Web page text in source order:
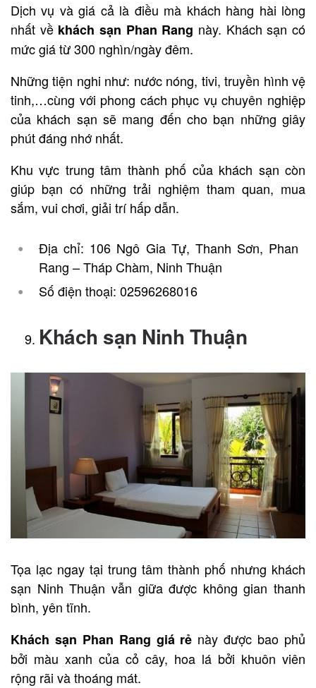
Dịch vụ và giá cả là điều mà khách hàng hài lòng
nhất về khách sạn Phan Rang này. Khách sạn có
mức giá từ 300 nghìn/ngày đêm.
Những tiện nghi như: nước nóng, tivi, truyền hình vệ
tinh,…cùng với phong cách phục vụ chuyên nghiệp
của khách sạn sẽ mang đến cho bạn những giây
phút đáng nhớ nhất.
Khu vực trung tâm thành phố của khách sạn còn
giúp bạn có những trải nghiệm tham quan, mua
sắm, vui chơi, giải trí hấp dẫn.
Địa chỉ: 106 Ngô Gia Tự, Thanh Sơn, Phan
Rang – Tháp Chàm, Ninh Thuận
Số điện thoại: 02596268016
Khách sạn Ninh Thuận
Tọa lạc ngay tại trung tâm thành phố nhưng khách
sạn Ninh Thuận vẫn giữa được không gian thanh
bình, yên tĩnh.
Khách sạn Phan Rang giá rẻ này được bao phủ
bởi màu xanh của cỏ cây, hoa lá bởi khuôn viên
rộng rãi và thoáng mát.